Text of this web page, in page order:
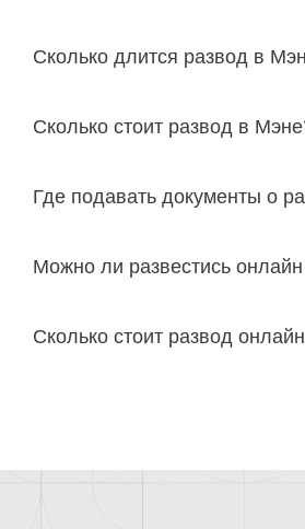
Сколько длится развод в
Сколько стоит развод в
Где подавать документы о
Можно ли развестись
Сколько стоит развод